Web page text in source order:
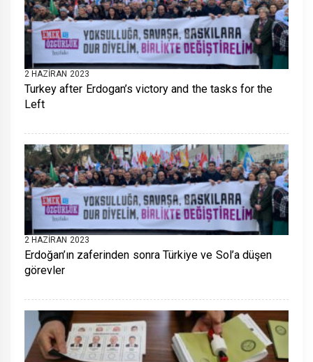
2 HAZIRAN 2023
Turkey after Erdogan’s victory and the tasks for the
Left
2 HAZIRAN 2023
Erdoğan’ın zaferinden sonra Türkiye ve Sol’a düşen
görevler